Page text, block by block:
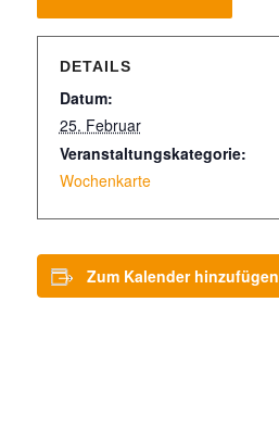
DETAILS
Datum:
25. Februar
Veranstaltungskategorie:
Wochenkarte
Zum Kalender hinzufügen